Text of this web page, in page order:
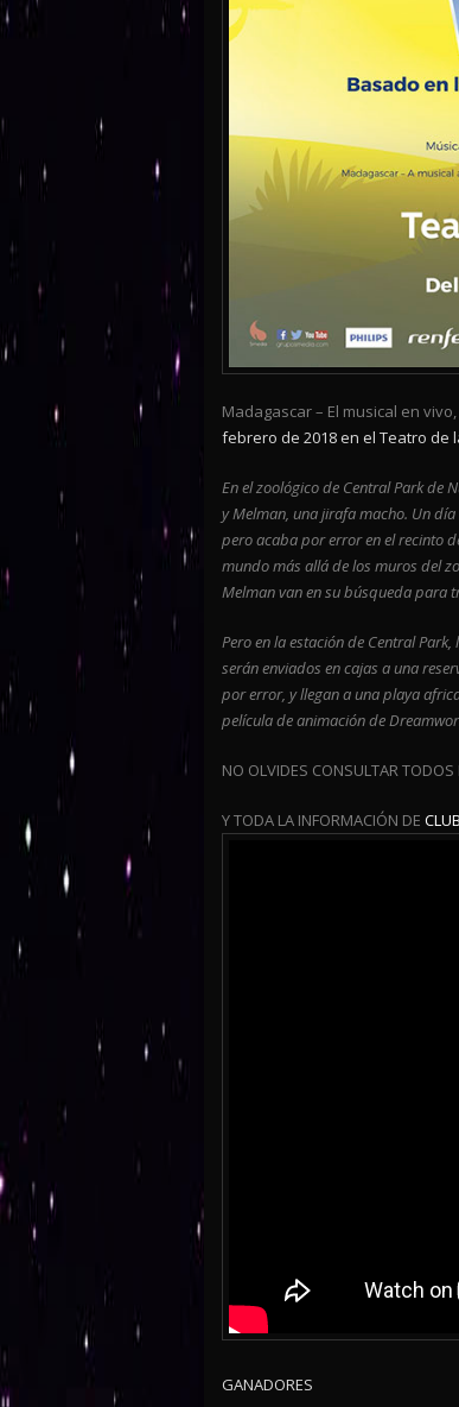
Madagascar – El musical en vivo
febrero de 2018 en el Teatro de
En el zoológico de Central Park de
y Melman, una jirafa macho. Un
pero acaba por error en el recinto
mundo más allá de los muros del
Melman van en su búsqueda para
Pero en la estación de Central
serán enviados en cajas a una
por error, y llegan a una playa
película de animación de
NO OLVIDES CONSULTAR TODOS
Y TODA LA INFORMACIÓN DE
GANADORES